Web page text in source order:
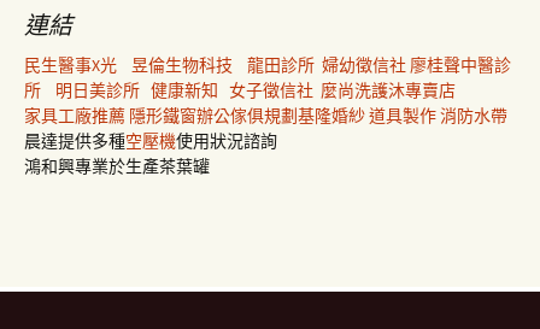
連結
民生醫事X光 昱倫生物科技 龍田診所 婦幼徵信社 廖桂聲中醫診
所
明日美診所 健康新知 女子徵信社 麼尚洗護沐專賣店
家具工廠推薦 隱形鐵窗辦公傢俱規劃基隆婚紗道具製作消防水帶
晨達提供多種空壓機使用狀況諮詢
鴻和興專業於生產茶葉罐